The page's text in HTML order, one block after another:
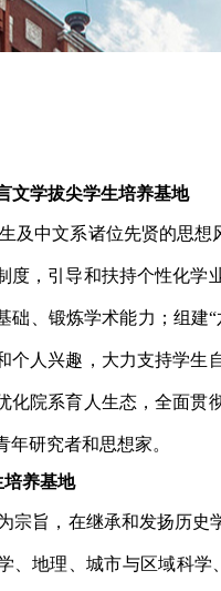
文学拔尖学生培养基地
及中文系诸位先贤的思想
度，引导和扶持个性化学
础、锻炼学术能力；组建
个人兴趣，大力支持学生
化院系育人生态，全面贯
研究者和思想家。
培养基地
宗旨，在继承和发扬历
、地理、城市与区域科学